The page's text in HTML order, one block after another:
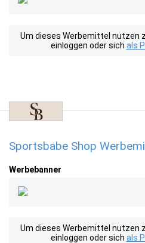
Um dieses Werbemittel nutzen
einloggen oder sich als
Sportsbabe Shop
Werbebanner
Um dieses Werbemittel nutzen
einloggen oder sich als